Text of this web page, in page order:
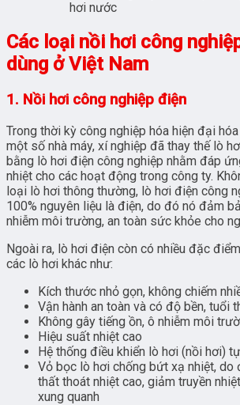
hơi nước
Các loại nồi hơi công
dùng ở Việt Nam
1. Nồi hơi công nghiệp điện
Trong thời kỳ công nghiệp hóa hiện đại
một số nhà máy, xí nghiệp đã thay thế lò
bằng lò hơi điện công nghiệp nhằm đáp
nhiệt cho các hoạt động trong công ty.
loại lò hơi thông thường, lò hơi điện công
100% nguyên liệu là điện, do đó nó đảm
nhiễm môi trường, an toàn sức khỏe cho
Ngoài ra, lò hơi điện còn có nhiều đặc
các lò hơi khác như:
Kích thước nhỏ gọn, không chiếm
Vận hành an toàn và có độ bền, tuổi
Không gây tiếng ồn, ô nhiễm môi
Hiệu suất nhiệt cao
Hệ thống điều khiển lò hơi (nồi hơi)
Vỏ bọc lò hơi chống bứt xạ nhiệt, do
thất thoát nhiệt cao, giảm truyền
xung quanh